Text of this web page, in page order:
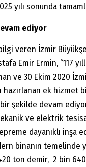
yılı sonunda
ediyor
veren İzmir
Emir Ermin, “117
ve 30 Ekim 2020
hazırlanan ek
bir şekilde devam
ve elektrik
dayanıklı inşa
binanın temelinde
ton demir, 2 bin